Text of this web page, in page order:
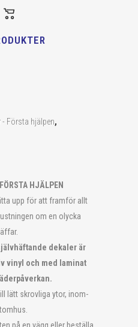
- Första hjälpen,
HJÄLPEN
upp för att framför allt
om en olycka
dekaler är
vinyl och med laminat
lätt skrovliga ytor, inom-